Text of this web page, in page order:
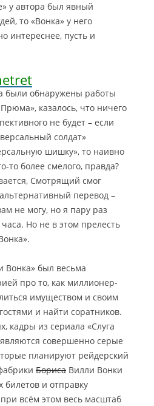
у автора был явный
то «Вонка» у него
интереснее, пусть и
были обнаружены работы
казалось, что ничего
не будет – если
солдат»
шишку», то наивно
то более смелого, правда?
Смотрящий смог
перевод –
не могу, но я пару раз
Но не в этом прелесть
Вонка» был весьма
про то, как миллионер-
имуществом и своим
и найти соратников.
кадры из сериала «Слуга
совершенно серые
планируют рейдерский
Бориса Вилли Вонки
билетов и отправку
всём этом весь масштаб